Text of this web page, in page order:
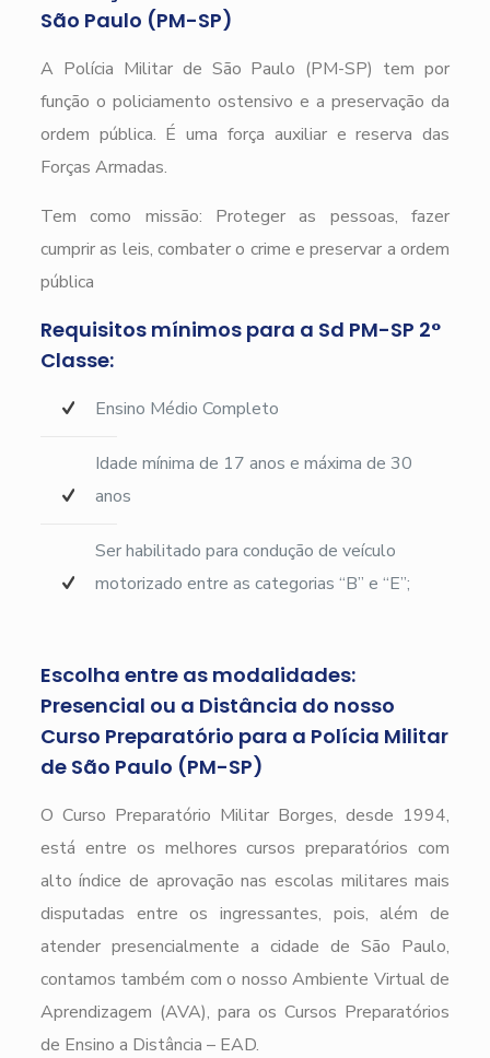
São Paulo (PM-SP)
A Polícia Militar de São Paulo (PM-SP) tem por
função o policiamento ostensivo e a preservação da
ordem pública. É uma força auxiliar e reserva das
Forças Armadas.
Tem como missão: Proteger as pessoas, fazer
cumprir as leis, combater o crime e preservar a ordem
pública
Requisitos mínimos para a Sd PM-SP 2°
Classe:
Ensino Médio Completo
Idade mínima de 17 anos e máxima de 30
anos
Ser habilitado para condução de veículo
motorizado entre as categorias “B” e “E”;
Escolha entre as modalidades:
Presencial ou a Distância do nosso
Curso Preparatório para a Polícia Militar
de São Paulo (PM-SP)
O Curso Preparatório Militar Borges, desde 1994,
está entre os melhores cursos preparatórios com
alto índice de aprovação nas escolas militares mais
disputadas entre os ingressantes, pois, além de
atender presencialmente a cidade de São Paulo,
contamos também com o nosso Ambiente Virtual de
Aprendizagem (AVA), para os Cursos Preparatórios
de Ensino a Distância – EAD.